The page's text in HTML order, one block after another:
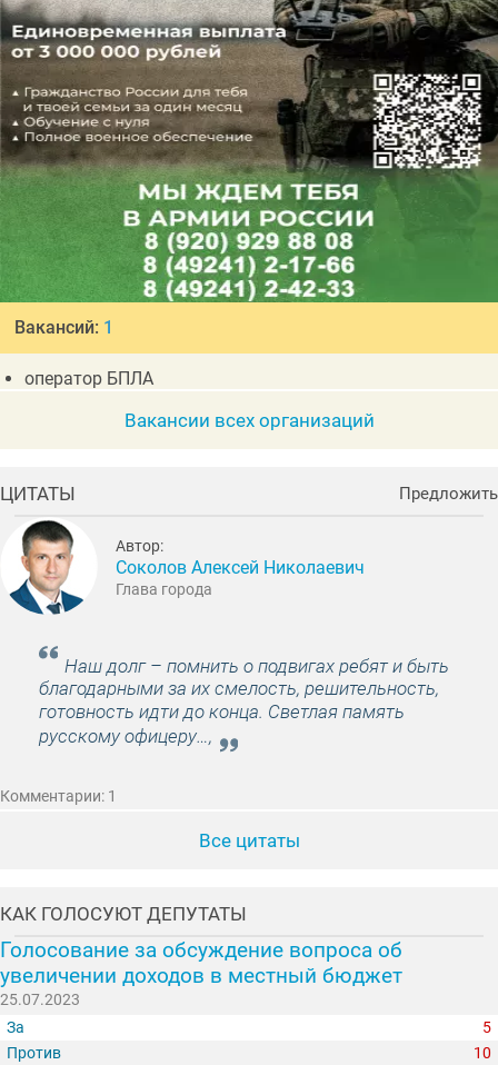
Вакансий: 1
оператор БПЛА
Вакансии всех организаций
ЦИТАТЫ Предложить
Автор:
Соколов Алексей Николаевич
Глава города
Наш долг – помнить о подвигах ребят и быть
благодарными за их смелость, решительность,
готовность идти до конца. Светлая память
русскому офицеру…,
Комментарии: 1
Все цитаты
КАК ГОЛОСУЮТ ДЕПУТАТЫ
Голосование за обсуждение вопроса об
увеличении доходов в местный бюджет
25.07.2023
За
5
Против
10